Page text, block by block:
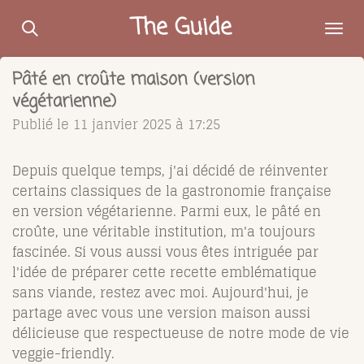
Passer
contenu
principal
The Guide
Pâté en croûte maison (version
végétarienne)
Publié le 11 janvier 2025 à 17:25
Depuis quelque temps, j'ai décidé de réinventer
certains classiques de la gastronomie française
en version végétarienne. Parmi eux, le pâté en
croûte, une véritable institution, m'a toujours
fascinée. Si vous aussi vous êtes intriguée par
l'idée de préparer cette recette emblématique
sans viande, restez avec moi. Aujourd'hui, je
partage avec vous une version maison aussi
délicieuse que respectueuse de notre mode de vie
veggie-friendly.